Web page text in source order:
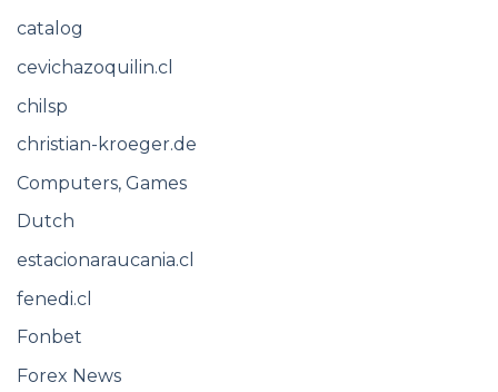
catalog
cevichazoquilin.cl
chilsp
christian-kroeger.de
Computers, Games
Dutch
estacionaraucania.cl
fenedi.cl
Fonbet
Forex News